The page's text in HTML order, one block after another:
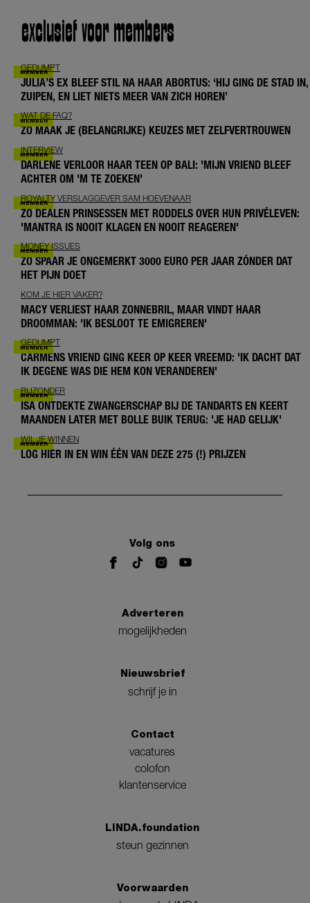
exclusief voor members
GEDUMPT
JULIA’S EX BLEEF STIL NA HAAR ABORTUS: ‘HIJ GING DE STAD IN,
ZUIPEN, EN LIET NIETS MEER VAN ZICH HOREN’
WAT DE FAQ?
ZO MAAK JE (BELANGRIJKE) KEUZES MET ZELFVERTROUWEN
INTERVIEW
DARLENE VERLOOR HAAR TEEN OP BALI: 'MIJN VRIEND BLEEF
ACHTER OM 'M TE ZOEKEN'
ROYALTY VERSLAGGEVER SAM HOEVENAAR
ZO DEALEN PRINSESSEN MET RODDELS OVER HUN PRIVÉLEVEN:
'MANTRA IS NOOIT KLAGEN EN NOOIT REAGEREN'
MONEY ISSUES
ZO SPAAR JE ONGEMERKT 3000 EURO PER JAAR ZÓNDER DAT
HET PIJN DOET
KOM JE HIER VAKER?
MACY VERLIEST HAAR ZONNEBRIL, MAAR VINDT HAAR
DROOMMAN: 'IK BESLOOT TE EMIGREREN'
GEDUMPT
CARMENS VRIEND GING KEER OP KEER VREEMD: 'IK DACHT DAT
IK DEGENE WAS DIE HEM KON VERANDEREN'
BIJZONDER
ISA ONTDEKTE ZWANGERSCHAP BIJ DE TANDARTS EN KEERT
MAANDEN LATER MET BOLLE BUIK TERUG: 'JE HAD GELIJK'
WIL JE WINNEN
LOG HIER IN EN WIN ÉÉN VAN DEZE 275 (!) PRIJZEN
Volg ons
Adverteren
mogelijkheden
Nieuwsbrief
schrijf je in
Contact
vacatures
colofon
klantenservice
LINDA.foundation
steun gezinnen
Voorwaarden